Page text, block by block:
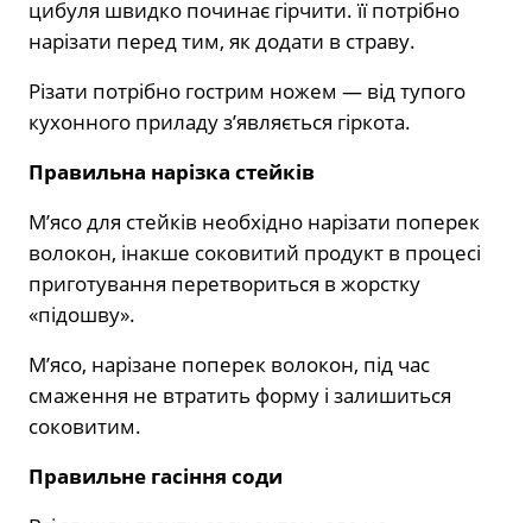
цибуля швидко починає гірчити. її потрібно
нарізати перед тим, як додати в страву.
Різати потрібно гострим ножем — від тупого
кухонного приладу з’являється гіркота.
Правильна нарізка стейків
М’ясо для стейків необхідно нарізати поперек
волокон, інакше соковитий продукт в процесі
приготування перетвориться в жорстку
«підошву».
М’ясо, нарізане поперек волокон, під час
смаження не втратить форму і залишиться
соковитим.
Правильне гасіння соди